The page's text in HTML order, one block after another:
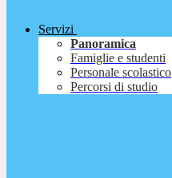
Servizi
Panoramica
Famiglie e studenti
Personale scolastico
Percorsi di studio